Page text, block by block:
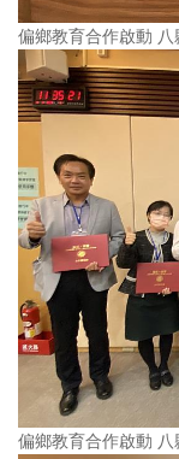
偏鄉教育合作啟動 八
偏鄉教育合作啟動